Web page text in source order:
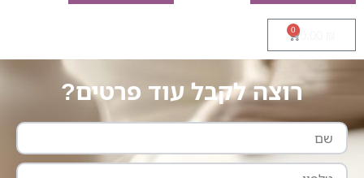
0
עגלת
קניות
רוצה לקבל עוד פרטים?
שם
טלפון